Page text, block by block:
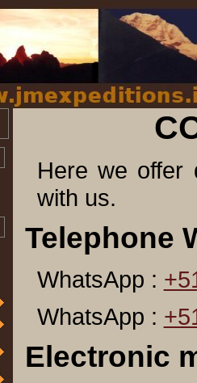
Here we offer
with us.
Telephone
WhatsApp :
WhatsApp :
Electronic